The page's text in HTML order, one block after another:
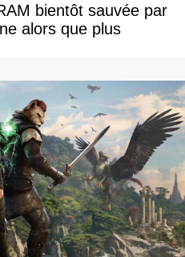
bientôt sauvée par
alors que plus